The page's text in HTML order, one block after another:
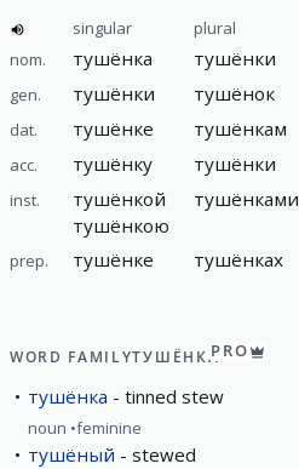
singular
plural
nom.
тушёнка тушёнки
gen. тушёнки тушёнок
dat. тушёнке тушёнкам
acc. тушёнку тушёнки
inst.
тушёнкой
тушёнкою
тушёнками
prep. тушёнке тушёнках
WORD FAMILYТУШЁНКАPRO
тушёнка tinned stew
noun feminine
тушёный stewed